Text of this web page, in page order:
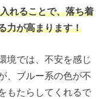
れることで、落ち着
力が高まります！
境では、不安を感じ
、ブルー系の色が不
もたらしてくれるで